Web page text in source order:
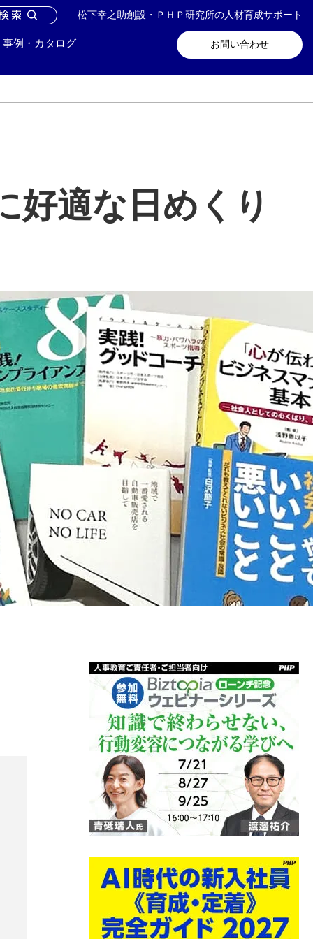
松下幸之助創設・ＰＨＰ研究所の人材育成サポート
お問い合わせ
事例・カタログ
い合わせ メールマガジン登録
好適な日めくり